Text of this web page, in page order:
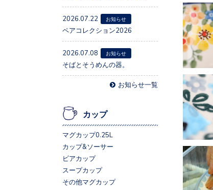
2026.07.22 お知らせ
ペアコレクション2026
2026.07.08 お知らせ
そばとそうめんの器。
お知らせ一覧
カップ
マグカップ0.25L
カップ&ソーサー
ビアカップ
スープカップ
その他マグカップ